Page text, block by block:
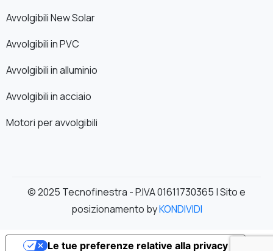
Avvolgibili New Solar
Avvolgibili in PVC
Avvolgibili in alluminio
Avvolgibili in acciaio
Motori per avvolgibili
© 2025 Tecnofinestra - P.IVA 01611730365 | Sito e
posizionamento byKONDIVIDI
Le tue preferenze relative alla privacy